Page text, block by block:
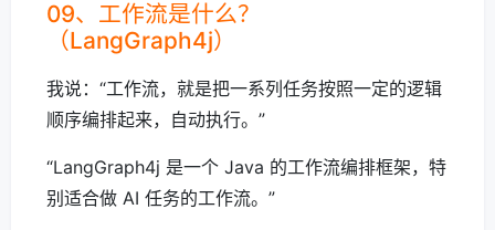
09、工作流是什么？
（LangGraph4j）
我说：“工作流，就是把一系列任务按照一定的逻辑
顺序编排起来，自动执行。”
“LangGraph4j 是一个 Java 的工作流编排框架，特
别适合做 AI 任务的工作流。”